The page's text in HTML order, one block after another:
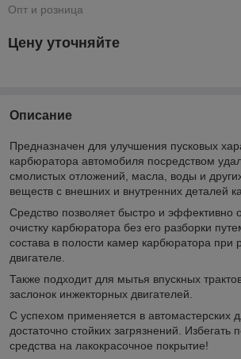
Опт и розница
Цену уточняйте
Описание
Предназначен для улучшения пусковых
карбюратора автомобиля посредством
смолистых отложений, масла, воды и
веществ с внешних и внутренних деталей
Средство позволяет быстро и эффективно
очистку карбюратора без его разборки
состава в полости камер карбюратора
двигателе.
Также подходит для мытья впускных
заслонок инжекторных двигателей.
С успехом применяется в автомастерских
достаточно стойких загрязнений. Избегать
средства на лакокрасочное покрытие!